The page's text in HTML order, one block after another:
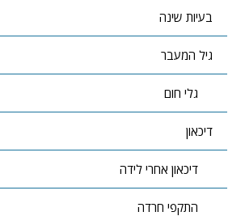
בעיות שינה
גיל המעבר
גלי חום
דיכאון
דיכאון אחרי לידה
התקפי חרדה